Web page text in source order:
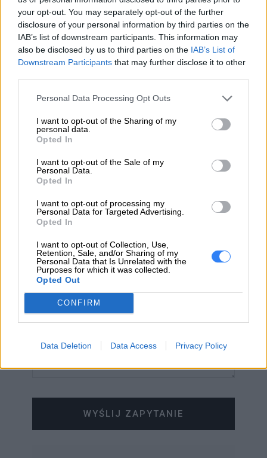
your opt-out. You may separately opt-out of the further
disclosure of your personal information by third parties on the
IAB’s list of downstream participants. This information may
also be disclosed by us to third parties on the IAB’s List of
Downstream Participants that may further disclose it to other
Personal Data Processing Opt Outs
I want to opt-out of the Sharing of my
personal data.
Opted In
I want to opt-out of the Sale of my
Personal Data.
Opted In
I want to opt-out of processing my
Personal Data for Targeted Advertising.
Opted In
I want to opt-out of Collection, Use,
Retention, Sale, and/or Sharing of my
Personal Data that Is Unrelated with the
Purposes for which it was collected.
Opted Out
CONFIRM
Data Deletion Data Access Privacy Policy
techniczna
ZAPYTAJ O PRODUKT
Zapytanie o "Bateria Lenovo 2-cell 35WH
EMAIL
WIADOMOŚĆ
WYŚLIJ ZAPYTANIE